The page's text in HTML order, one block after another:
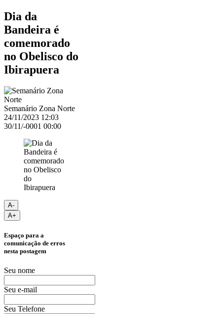
Dia da
Bandeira é
comemorado
no Obelisco do
Ibirapuera
Semanário Zona Norte
24/11/2023 12:03
30/11/-0001 00:00
A-
A+
Espaço para a
comunicação de erros
nesta postagem
Seu nome
Seu e-mail
Seu Telefone